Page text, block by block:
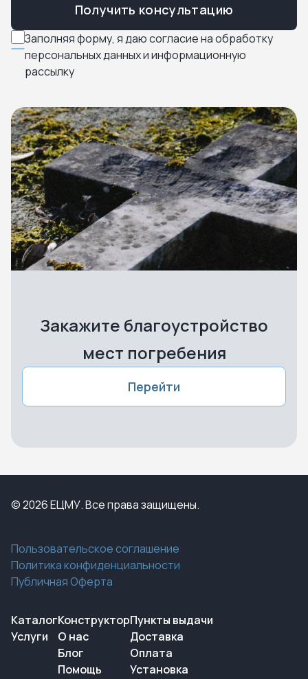
Заполняя форму, я даю согласие на обработку
персональных данных и информационную
рассылку
Получить консультацию
Закажите благоустройство
мест погребения
Перейти
© 2026 ЕЦМУ. Все права защищены.
Пользовательское соглашение
Политика конфиденциальности
Публичная Оферта
Каталог
Услуги
Конструктор
О нас
Блог
Помощь
Пункты выдачи
Доставка
Оплата
Установка